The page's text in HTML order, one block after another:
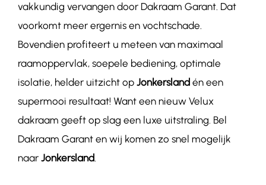
vakkundig vervangen door Dakraam Garant. Dat
voorkomt meer ergernis en vochtschade.
Bovendien profiteert u meteen van maximaal
raamoppervlak, soepele bediening, optimale
isolatie, helder uitzicht op Jonkersland én een
supermooi resultaat! Want een nieuw Velux
dakraam geeft op slag een luxe uitstraling. Bel
Dakraam Garant en wij komen zo snel mogelijk
naar Jonkersland.